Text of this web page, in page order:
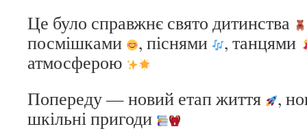
Це було справжнє свято дитинства
посмішками
, піснями
, танцями
атмосферою
Попереду — новий етап життя
,
шкільні пригоди